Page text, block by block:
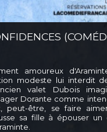
amoureux
modeste lui interdit
valet Dubois
Dorante comme
peut-être, se faire
sa fille à épouser un